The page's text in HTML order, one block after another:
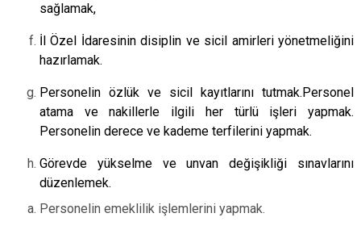
sağlamak,
İl Özel İdaresinin disiplin ve sicil amirleri yönetmeliğini
hazırlamak.
Personelin özlük ve sicil kayıtlarını tutmak.Personel
atama ve nakillerle ilgili her türlü işleri yapmak.
Personelin derece ve kademe terfilerini yapmak.
Görevde yükselme ve unvan değişikliği sınavlarını
düzenlemek.
Personelin emeklilik işlemlerini yapmak.